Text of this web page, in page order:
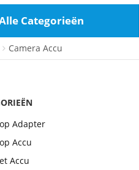
Categorieën
Camera Accu
Adapter
Accu
Accu